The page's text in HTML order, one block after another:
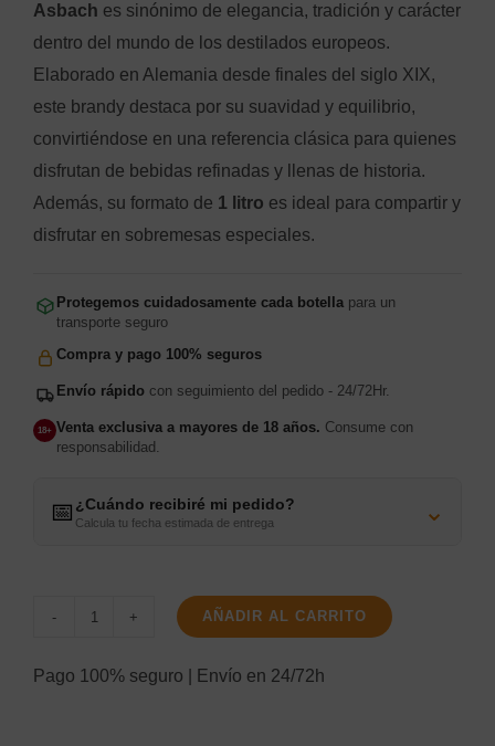
Asbach es sinónimo de elegancia, tradición y carácter
dentro del mundo de los destilados europeos.
Elaborado en Alemania desde finales del siglo XIX,
este brandy destaca por su suavidad y equilibrio,
convirtiéndose en una referencia clásica para quienes
disfrutan de bebidas refinadas y llenas de historia.
Además, su formato de 1 litro es ideal para compartir y
disfrutar en sobremesas especiales.
Protegemos cuidadosamente cada botella para un
transporte seguro
Compra y pago 100% seguros
Envío rápido con seguimiento del pedido - 24/72Hr.
18+ Venta exclusiva a mayores de 18 años. Consume con
responsabilidad.
📅 ¿Cuándo recibiré mi pedido?
Calcula tu fecha estimada de entrega ⌄
AÑADIR AL CARRITO
Pago 100% seguro | Envío en 24/72h